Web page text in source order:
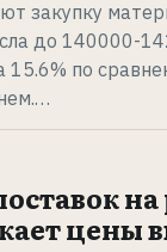
закупку
до 140000-
15.6% по
цены